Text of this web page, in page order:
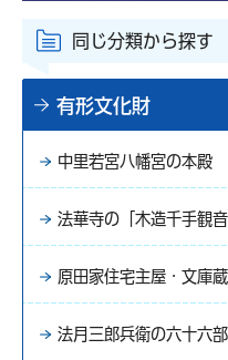
同じ分類から探す
有形文化財
中里若宮八幡宮の本殿
法華寺の「木造千手観音
原田家住宅主屋・文庫
法月三郎兵衛の六十六